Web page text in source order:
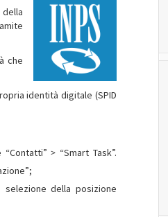
che
identità digitale (SPID
> “Smart Task”.
selezione della posizione